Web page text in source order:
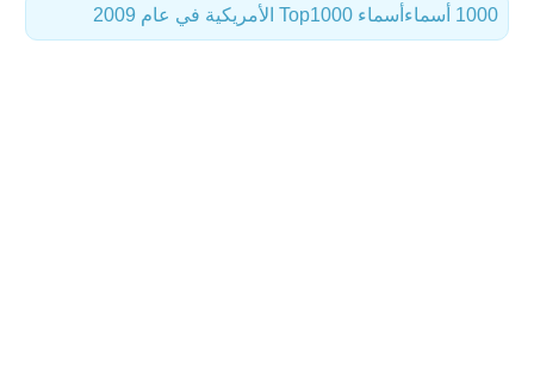
أسماء Top1000 الأمريكية في عام 2009 1000 أسماء